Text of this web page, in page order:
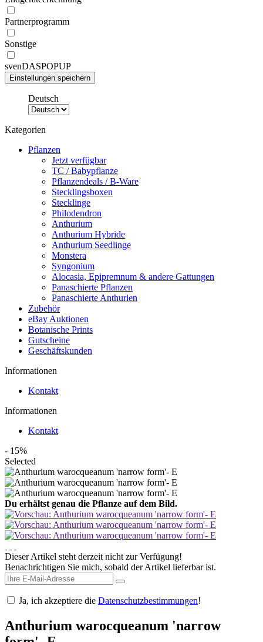
Partnerprogramm
Sonstige
svenDASPOPUP
Deutsch
Kategorien
Pflanzen
Jetzt verfügbar
TC / Babypflanze
Pflanzendeals / B-Ware
Stecklingsboxen
Stecklinge
Philodendron
Anthurium
Anthurium Hybride
Anthurium Seedlinge
Monstera
Syngonium
Alocasia, Epipremnum & andere Gattungen
Panaschierte Pflanzen
Panaschierte Anthurien
Zubehör
eBay Auktionen
Botanische Prints
Gutscheine
Geschäftskunden
Informationen
Kontakt
Informationen
Kontakt
- 15%
Selected
Du erhältst genau die Pflanze auf dem Bild.
Dieser Artikel steht derzeit nicht zur Verfügung!
Benachrichtigen Sie mich, sobald der Artikel lieferbar ist.
Ja, ich akzeptiere die Datenschutzbestimmungen!
Anthurium warocqueanum 'narrow